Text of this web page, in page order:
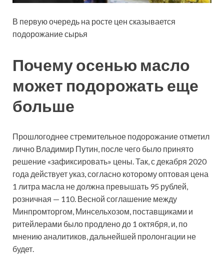
В первую очередь на росте цен сказывается
подорожание сырья
Почему осенью масло
может подорожать еще
больше
Прошлогоднее стремительное подорожание отметил
лично Владимир Путин, после чего было принято
решение «зафиксировать» цены. Так, с декабря 2020
года действует указ, согласно которому оптовая цена
1 литра масла не должна превышать 95 рублей,
розничная — 110. Весной соглашение между
Минпромторгом, Минсельхозом, поставщиками и
ритейлерами было продлено до 1 октября, и, по
мнению аналитиков, дальнейшей пролонгации не
будет.